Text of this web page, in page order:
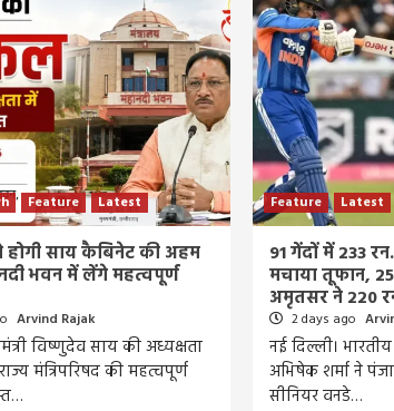
Feature Latest
होगी साय कैबिनेट की अहम
भवन में लेंगे महत्वपूर्ण
Arvind Rajak
विष्णुदेव साय की अध्यक्षता
मंत्रिपरिषद की महत्वपूर्ण
Feature Latest
91 गेंदों में 233
मचाया तूफान,
अमृतसर ने 220
2 days ago
नई दिल्ली।
अभिषेक शर्मा ने
सीनियर वनडे…